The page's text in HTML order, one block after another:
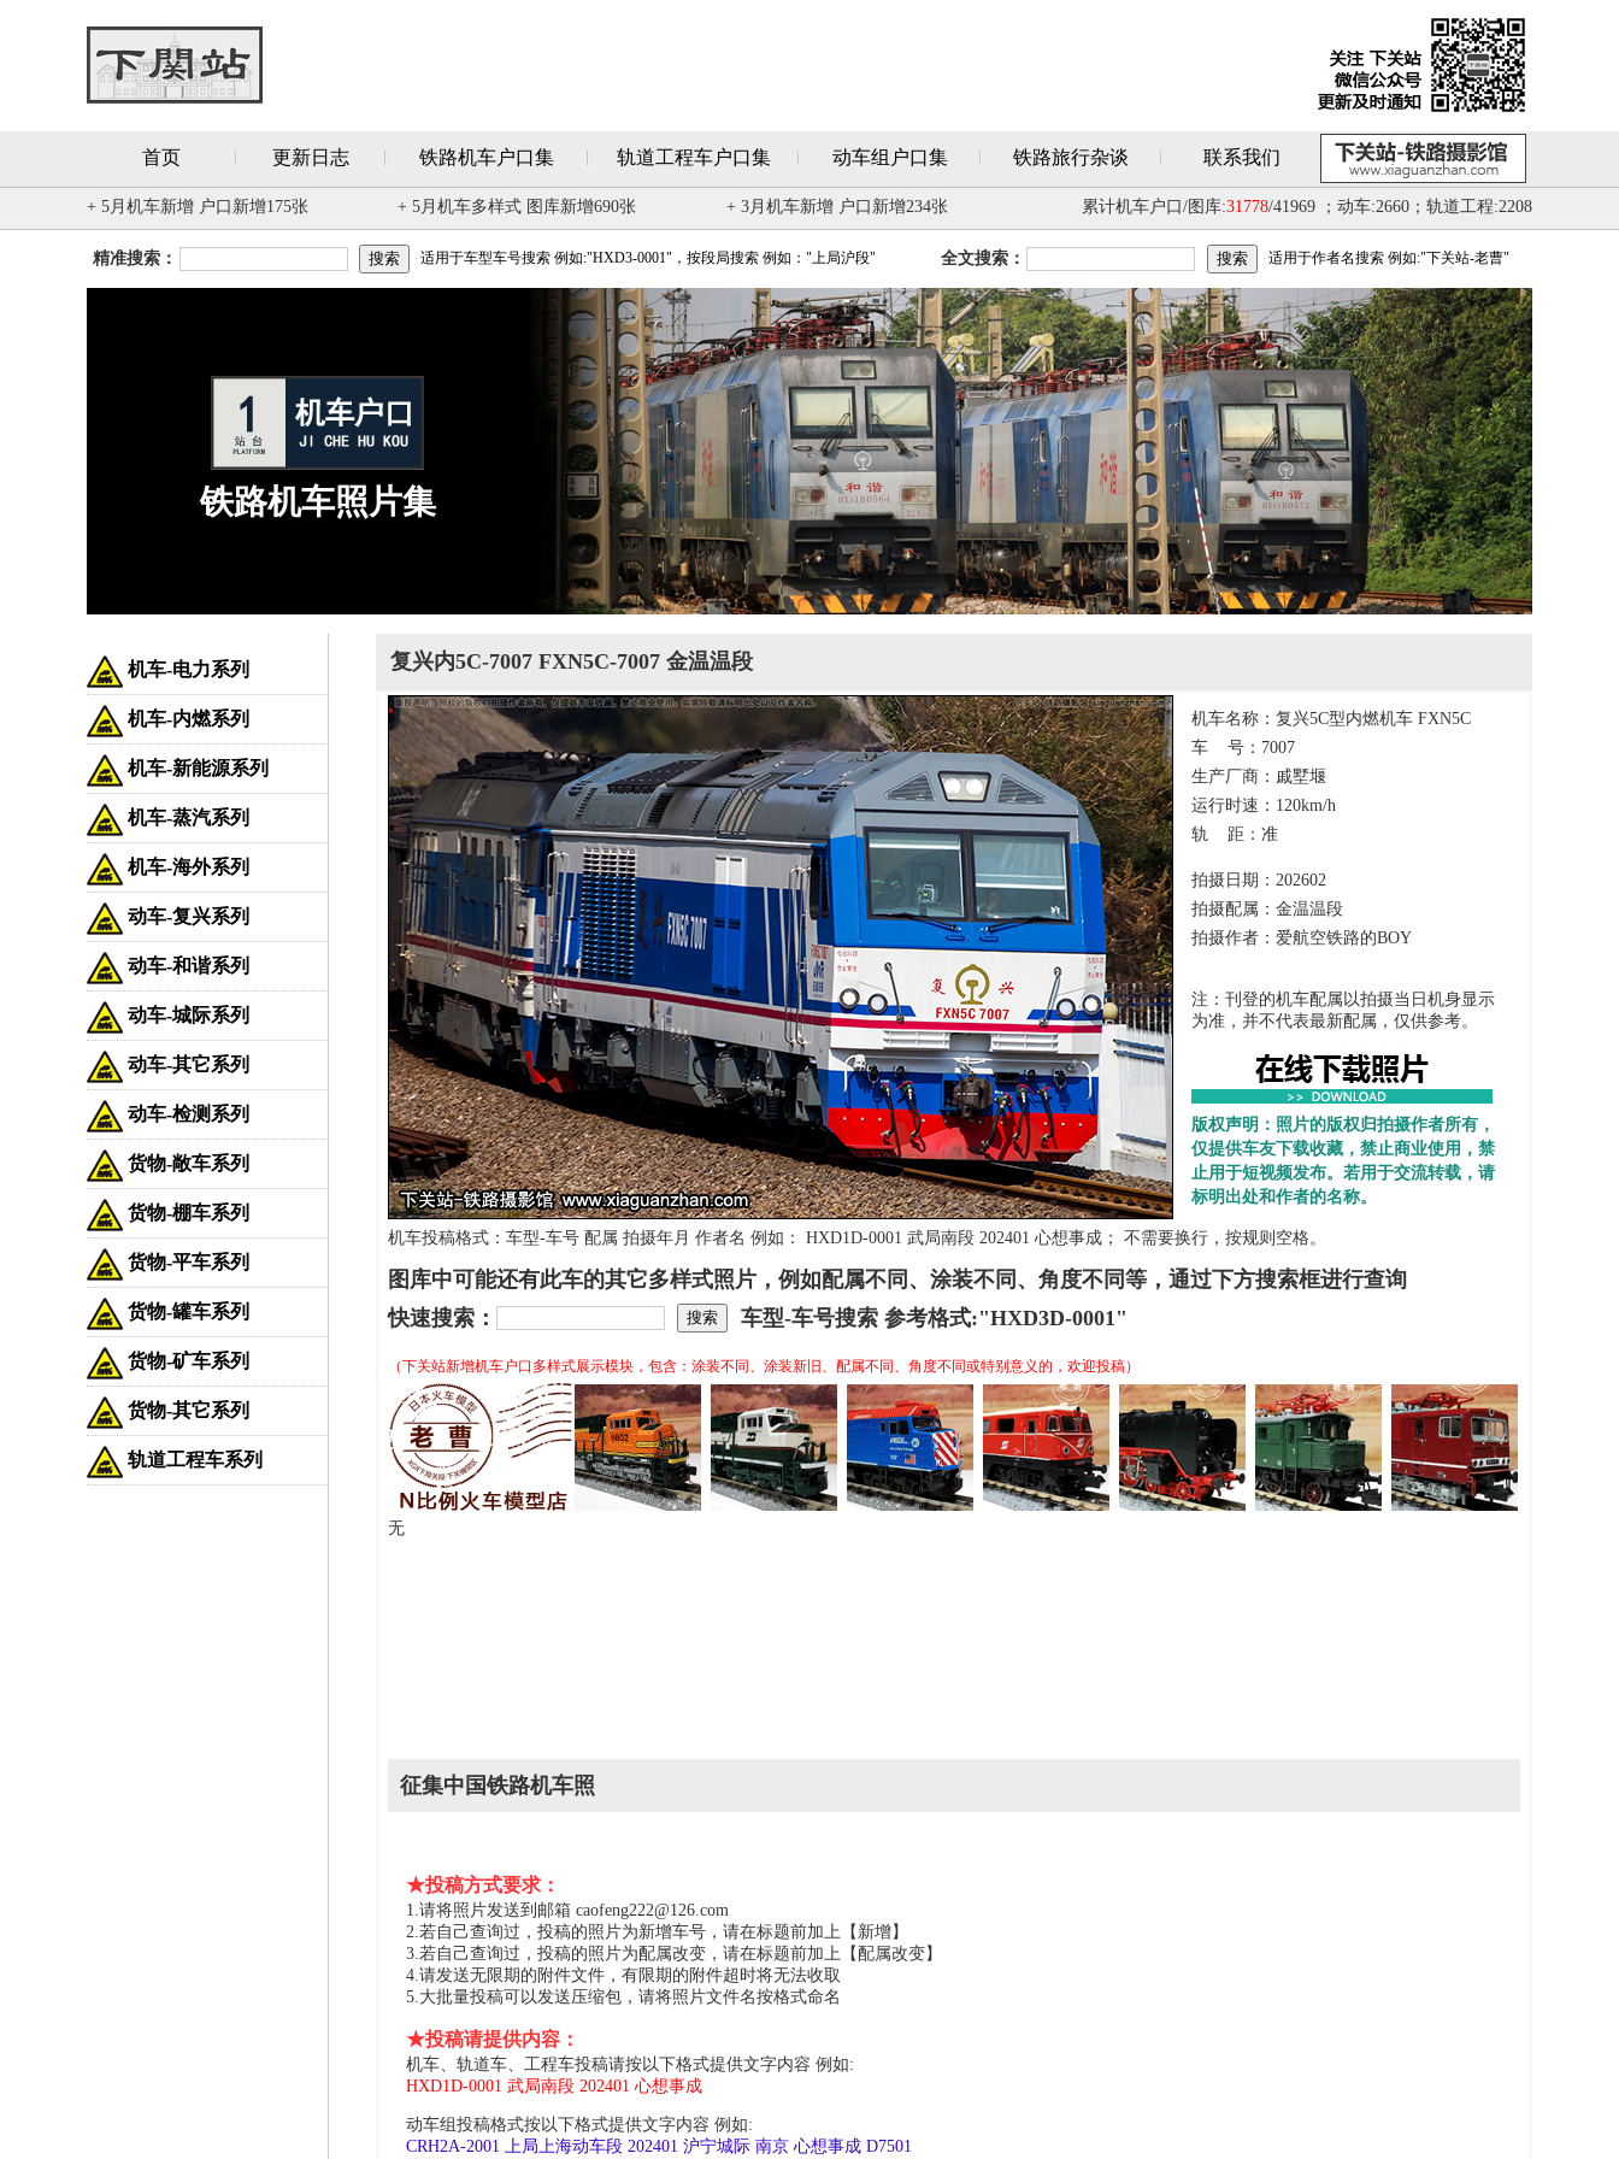
首页 更新日志 铁路机车户口集 轨道工程车户口集 动车组户口集 铁路旅行杂谈 联系我们
+ 5月机车新增 户口新增175张 + 5月机车多样式 图库新增690张 + 3月机车新增 户口新增234张 累计机车户口/图库:31778/41969 ；动车:2660；轨道工程:2208
精准搜索： 适用于车型车号搜索 例如:"HXD3-0001"，按段局搜索 例如："上局沪段" 全文搜索： 适用于作者名搜索 例如:"下关站-老曹"
铁路机车照片集
机车-电力系列
机车-内燃系列
机车-新能源系列
机车-蒸汽系列
机车-海外系列
动车-复兴系列
动车-和谐系列
动车-城际系列
动车-其它系列
动车-检测系列
货物-敞车系列
货物-棚车系列
货物-平车系列
货物-罐车系列
货物-矿车系列
货物-其它系列
轨道工程车系列
复兴内5C-7007 FXN5C-7007 金温温段
机车名称：复兴5C型内燃机车 FXN5C
车 号：7007
生产厂商：戚墅堰
运行时速：120km/h
轨 距：准
拍摄日期：202602
拍摄配属：金温温段
拍摄作者：爱航空铁路的BOY
注：刊登的机车配属以拍摄当日机身显示
为准，并不代表最新配属，仅供参考。
版权声明：照片的版权归拍摄作者所有，
仅提供车友下载收藏，禁止商业使用，禁
止用于短视频发布。若用于交流转载，请
标明出处和作者的名称。
机车投稿格式：车型-车号 配属 拍摄年月 作者名 例如： HXD1D-0001 武局南段 202401 心想事成； 不需要换行，按规则空格。
图库中可能还有此车的其它多样式照片，例如配属不同、涂装不同、角度不同等，通过下方搜索框进行查询
快速搜索：
车型-车号搜索 参考格式:"HXD3D-0001"
（下关站新增机车户口多样式展示模块，包含：涂装不同、涂装新旧、配属不同、角度不同或特别意义的，欢迎投稿）
无
征集中国铁路机车照
★投稿方式要求：
1.请将照片发送到邮箱 caofeng222@126.com
2.若自己查询过，投稿的照片为新增车号，请在标题前加上【新增】
3.若自己查询过，投稿的照片为配属改变，请在标题前加上【配属改变】
4.请发送无限期的附件文件，有限期的附件超时将无法收取
5.大批量投稿可以发送压缩包，请将照片文件名按格式命名
★投稿请提供内容：
机车、轨道车、工程车投稿请按以下格式提供文字内容 例如:
HXD1D-0001 武局南段 202401 心想事成
动车组投稿格式按以下格式提供文字内容 例如:
CRH2A-2001 上局上海动车段 202401 沪宁城际 南京 心想事成 D7501